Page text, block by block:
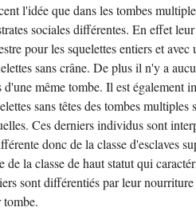
l'idée que dans les tombes
sociales différentes. En effet
pour les squelettes entiers et
sans crâne. De plus il n'y a
d'une même tombe. Il est également
sans têtes des tombes
Ces derniers individus sont
donc de la classe d'esclaves
de la classe de haut statut qui
sont différentiés par leur
tombe.